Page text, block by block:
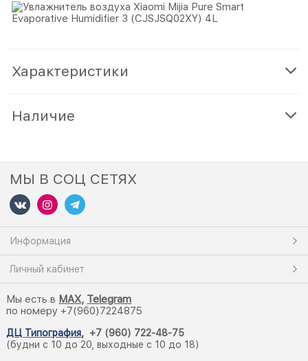
Характеристики
Наличие
МЫ В СОЦ СЕТЯХ
Информация
Личный кабинет
Мы есть в MAX, Telegram
по номеру +7(960)7224875
ДЦ Типография, +7 (960) 722-48-75
(будни с 10 до 20, выходные с 10 до 18)